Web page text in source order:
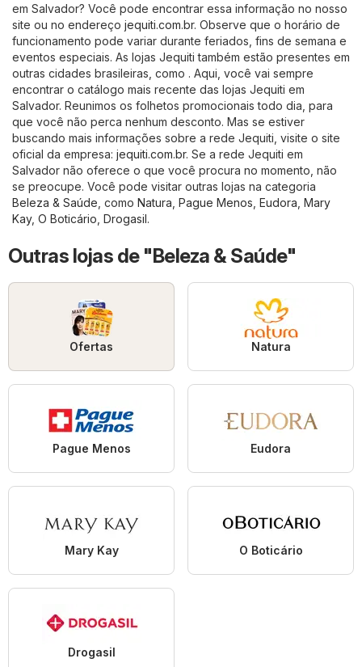
em Salvador? Você pode encontrar essa informação no nosso
site ou no endereço jequiti.com.br. Observe que o horário de
funcionamento pode variar durante feriados, fins de semana e
eventos especiais. As lojas Jequiti também estão presentes em
outras cidades brasileiras, como . Aqui, você vai sempre
encontrar o catálogo mais recente das lojas Jequiti em
Salvador. Reunimos os folhetos promocionais todo dia, para
que você não perca nenhum desconto. Mas se estiver
buscando mais informações sobre a rede Jequiti, visite o site
oficial da empresa: jequiti.com.br. Se a rede Jequiti em
Salvador não oferece o que você procura no momento, não
se preocupe. Você pode visitar outras lojas na categoria
Beleza & Saúde , como Natura Pague Menos Eudora Mary
Kay, O Boticário Drogasil.
Outras lojas de "Beleza & Saúde"
Ofertas Natura
Pague Menos Eudora
Mary Kay O Boticário
Drogasil